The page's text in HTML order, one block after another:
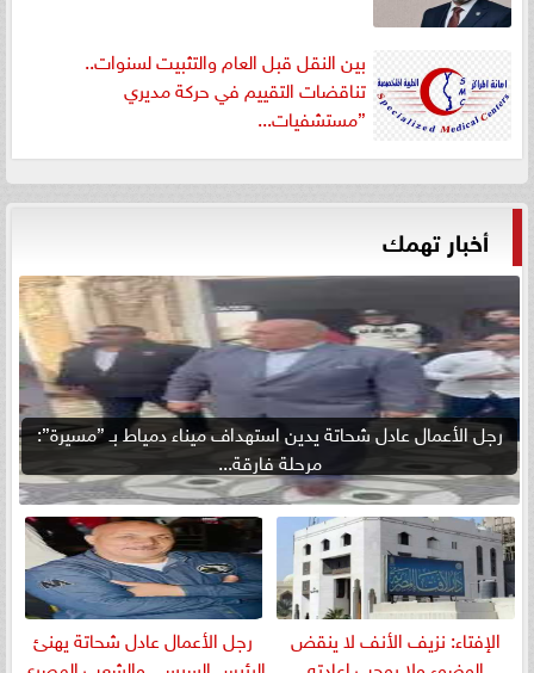
بين النقل قبل العام والتثبيت لسنوات..
تناقضات التقييم في حركة مديري
”مستشفيات...
أخبار تهمك
رجل الأعمال عادل شحاتة يدين استهداف ميناء دمياط بـ ”مسيرة”:
مرحلة فارقة...
الإفتاء: نزيف الأنف لا ينقض
رجل الأعمال عادل شحاتة يهنئ